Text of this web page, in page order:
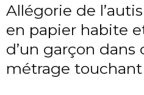
Allégorie de
en papier habite
d’un garçon dans
métrage touchant